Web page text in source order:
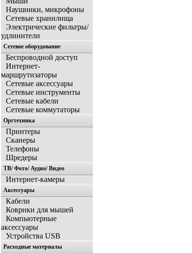
Наушники, микрофоны
Сетевые хранилища
Электрические фильтры/
удлинители
Сетевое оборудование
Беспроводной доступ
Интернет-
маршрутизаторы
Сетевые аксессуары
Сетевые инструменты
Сетевые кабели
Сетевые коммутаторы
Оргтехника
Принтеры
Сканеры
Телефоны
Шредеры
ТВ/ Фото/ Аудио/ Видео
Интернет-камеры
Аксессуары
Кабели
Коврики для мышей
Компьютерные
аксессуары
Устройства USB
Расходные материалы